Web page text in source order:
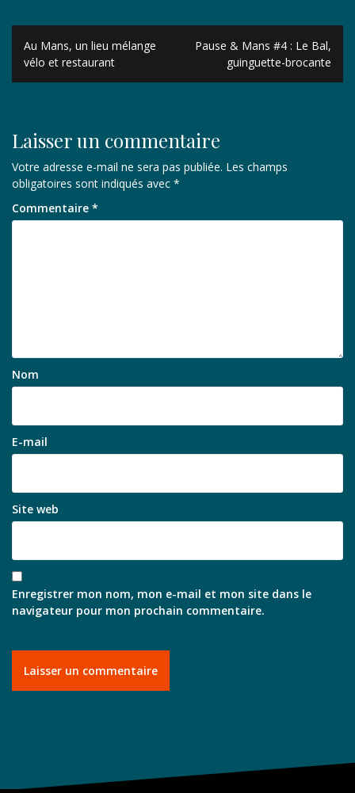
Navigation
de
l’article
Au Mans, un lieu mélange
vélo et restaurant
Pause & Mans #4 : Le Bal,
guinguette-brocante
Laisser un commentaire
Votre adresse e-mail ne sera pas publiée. Les champs
obligatoires sont indiqués avec *
Commentaire *
Nom
E-mail
Site web
Enregistrer mon nom, mon e-mail et mon site dans le
navigateur pour mon prochain commentaire.